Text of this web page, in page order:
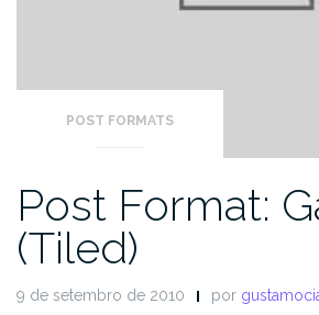
POST FORMATS
Post Format:
(Tiled)
9 de setembro de 2010 por